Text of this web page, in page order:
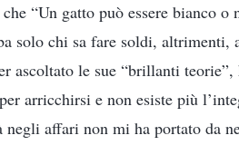
“Un gatto può essere bianco o
solo chi sa fare soldi, altrimenti,
ascoltato le sue “brillanti teorie”,
arricchirsi e non esiste più
negli affari non mi ha portato da